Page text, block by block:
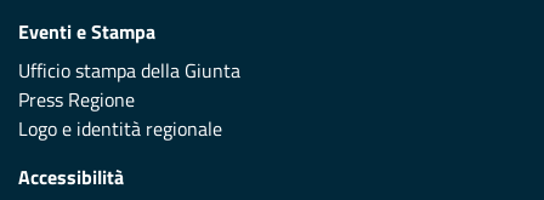
Eventi e Stampa
Ufficio stampa della Giunta
Press Regione
Logo e identità regionale
Accessibilità